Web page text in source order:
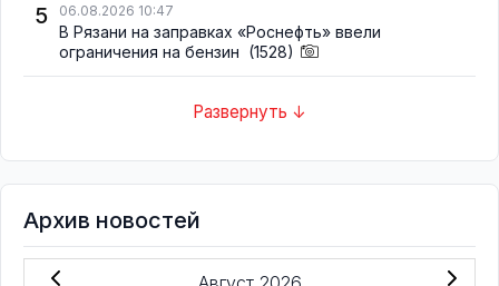
5 06.08.2026 10:47
В Рязани на заправках «Роснефть» ввели
ограничения на бензин (1528)
Развернуть ↓
Архив новостей